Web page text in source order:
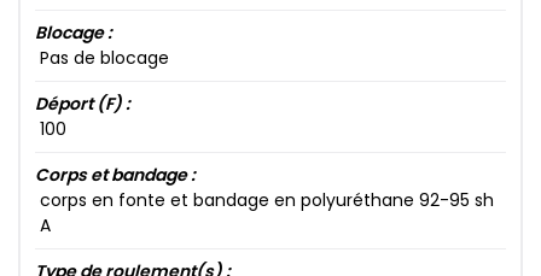
Blocage :
Pas de blocage
Déport (F) :
100​
Corps et bandage :
corps en fonte et bandage en polyuréthane 92​-95​ sh
A
Type de roulement(s) :